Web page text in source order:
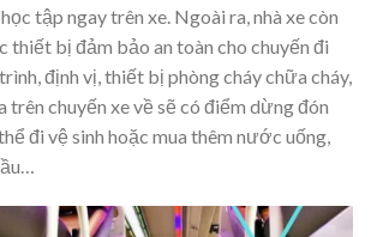
tập ngay trên xe. Ngoài ra, nhà xe còn
thiết bị đảm bảo an toàn cho chuyến đi
định vị, thiết bị phòng cháy chữa cháy,
trên chuyến xe về sẽ có điểm dừng đón
đi vệ sinh hoặc mua thêm nước uống,